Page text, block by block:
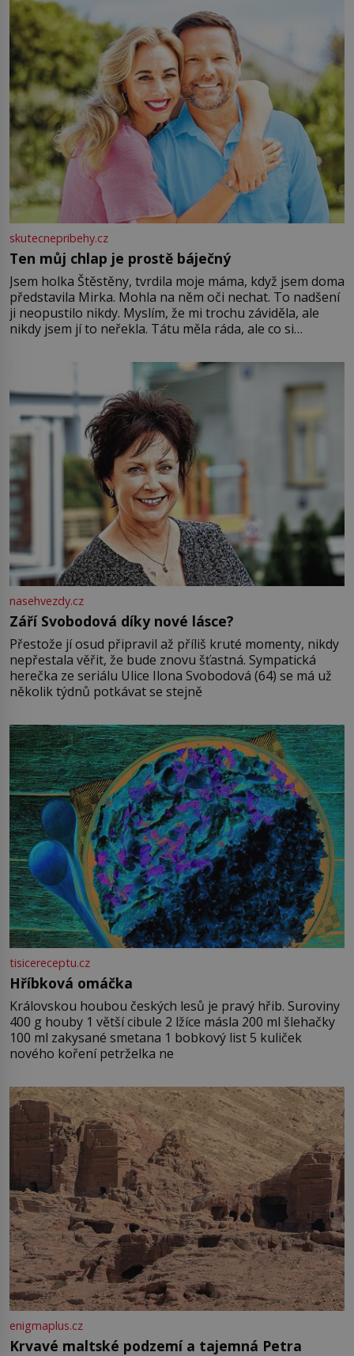
větší harmonii a klid. Je důležité
skutecnepribehy.cz
Ten můj chlap je prostě báječný
Jsem holka Štěstěny, tvrdila moje máma, když jsem doma
představila Mirka. Mohla na něm oči nechat. To nadšení
ji neopustilo nikdy. Myslím, že mi trochu záviděla, ale
nikdy jsem jí to neřekla. Tátu měla ráda, ale co si
Jsme spolu moc rádi Tehdy byla jiná doba, když
nasehvezdy.cz
Září Svobodová díky nové lásce?
Přestože jí osud připravil až příliš kruté momenty, nikdy
nepřestala věřit, že bude znovu šťastná. Sympatická
herečka ze seriálu Ulice Ilona Svobodová (64) se má už
několik týdnů potkávat se stejně
tisicereceptu.cz
Hříbková omáčka
Královskou houbou českých lesů je pravý hřib. Suroviny
400 g houby 1 větší cibule 2 lžíce másla 200 ml šlehačky
100 ml zakysané smetana 1 bobkový list 5 kuliček
nového koření petrželka ne
enigmaplus.cz
Krvavé maltské podzemí a tajemná Petra